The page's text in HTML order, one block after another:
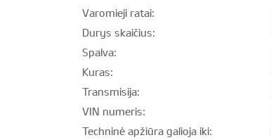
Varomieji ratai:
Durys skaičius:
Spalva:
Kuras:
Transmisija:
VIN numeris:
Techninė apžiūra galioja iki: